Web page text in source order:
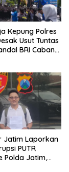
Kepung Polres
Usut Tuntas
BRI Cabang
Jatim Laporkan
PUTR
Polda Jatim,